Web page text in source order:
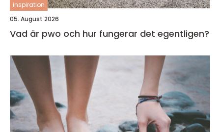
inspiration
05. August 2026
Vad är pwo och hur fungerar det egentligen?